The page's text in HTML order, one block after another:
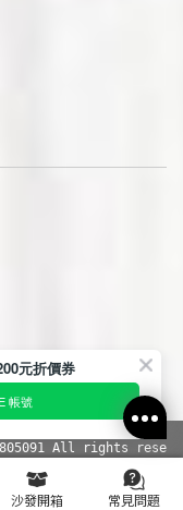
All rights rese
政策
技沙發開箱 常見問題
元折價券
帳號